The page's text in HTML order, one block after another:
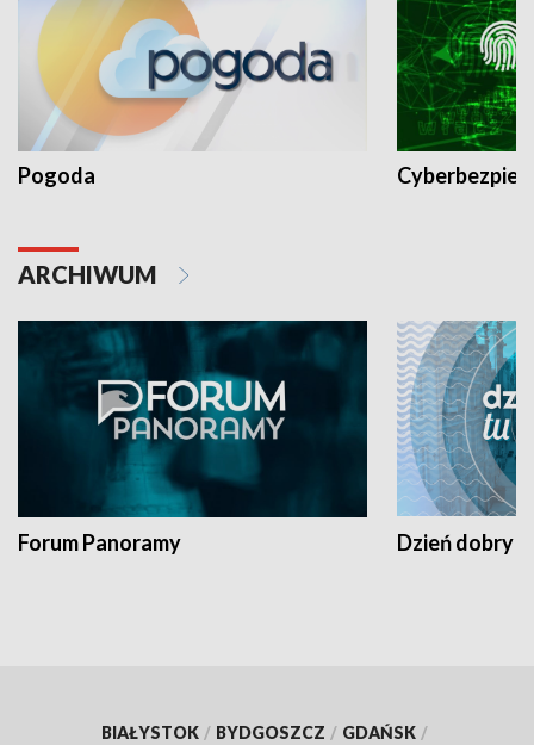
Pogoda
ARCHIWUM
Forum Panoramy Dzień dobry
BIAŁYSTOK / BYDGOSZCZ / GDAŃSK /